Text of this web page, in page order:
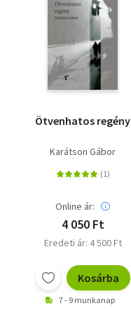
Ötvenhatos regény
Karátson Gábor
Online ár:
4 050 Ft
Eredeti ár: 4 500 Ft
Kosárba
7 - 9 munkanap